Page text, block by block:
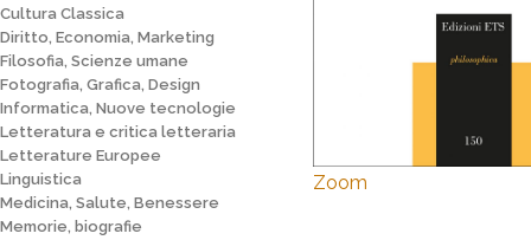
Cultura Classica
Diritto, Economia, Marketing
Filosofia, Scienze umane
Fotografia, Grafica, Design
Informatica, Nuove tecnologie
Letteratura e critica letteraria
Letterature Europee
Linguistica
Medicina, Salute, Benessere
Memorie, biografie
Zoom